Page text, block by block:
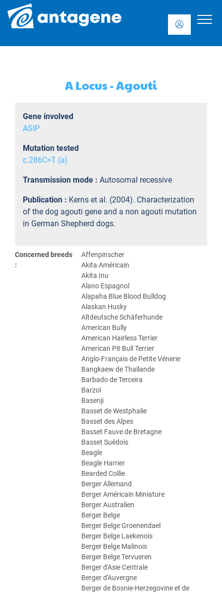
A Locus - Agouti
Gene involved
ASIP
Mutation tested
c.286C>T (a)
Transmission mode : Autosomal recessive
Publication : Kerns et al. (2004). Characterization
of the dog agouti gene and a non agouti mutation
in German Shepherd dogs.
Concerned breeds
:
Affenpinscher
Akita Américain
Akita Inu
Alano Espagnol
Alapaha Blue Blood Bulldog
Alaskan Husky
Altdeutsche Schäferhunde
American Bully
American Hairless Terrier
American Pit Bull Terrier
Anglo-Français de Petite Vénerie
Bangkaew de Thaïlande
Barbado de Terceira
Barzoï
Basenji
Basset de Westphalie
Basset des Alpes
Basset Fauve de Bretagne
Basset Suédois
Beagle
Beagle Harrier
Bearded Collie
Berger Allemand
Berger Américain Miniature
Berger Australien
Berger Belge
Berger Belge Groenendael
Berger Belge Laekenois
Berger Belge Malinois
Berger Belge Tervueren
Berger d'Asie Centrale
Berger d'Auvergne
Berger de Bosnie-Herzegovine et de